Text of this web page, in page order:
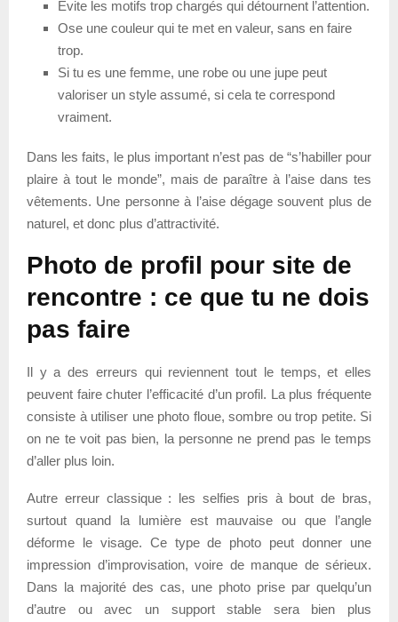
Évite les motifs trop chargés qui détournent l’attention.
Ose une couleur qui te met en valeur, sans en faire
trop.
Si tu es une femme, une robe ou une jupe peut
valoriser un style assumé, si cela te correspond
vraiment.
Dans les faits, le plus important n’est pas de “s’habiller pour
plaire à tout le monde”, mais de paraître à l’aise dans tes
vêtements. Une personne à l’aise dégage souvent plus de
naturel, et donc plus d’attractivité.
Photo de profil pour site de
rencontre : ce que tu ne dois
pas faire
Il y a des erreurs qui reviennent tout le temps, et elles
peuvent faire chuter l’efficacité d’un profil. La plus fréquente
consiste à utiliser une photo floue, sombre ou trop petite. Si
on ne te voit pas bien, la personne ne prend pas le temps
d’aller plus loin.
Autre erreur classique : les selfies pris à bout de bras,
surtout quand la lumière est mauvaise ou que l’angle
déforme le visage. Ce type de photo peut donner une
impression d’improvisation, voire de manque de sérieux.
Dans la majorité des cas, une photo prise par quelqu’un
d’autre ou avec un support stable sera bien plus